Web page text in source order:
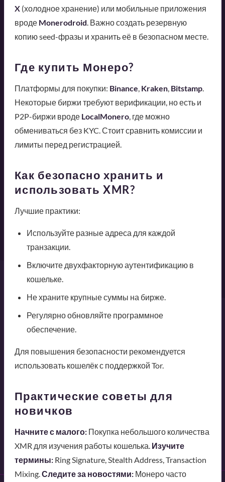
X(холодное хранение) или мобильные приложения
вроде Monerodroid. Важно создать резервную
копию seed-фразы и хранить её в безопасном месте.
Где купить Монеро?
Платформы для покупки: Binance, Kraken, Bitstamp.
Некоторые биржи требуют верификации, но есть и
P2P-биржи вроде LocalMonero, где можно
обмениваться без KYC. Стоит сравнить комиссии и
лимиты перед регистрацией.
Как безопасно хранить и
использовать XMR?
Лучшие практики:
Используйте разные адреса для каждой
транзакции.
Включите двухфакторную аутентификацию в
кошельке.
Не храните крупные суммы на бирже.
Регулярно обновляйте программное
обеспечение.
Для повышения безопасности рекомендуется
использовать кошелёк с поддержкой Tor.
Практические советы для
новичков
Начните с малого:Покупка небольшого количества
XMR для изучения работы кошелька. Изучите
термины:Ring Signature, Stealth Address, Transaction
Mixing.Следите за новостями:Монеро часто